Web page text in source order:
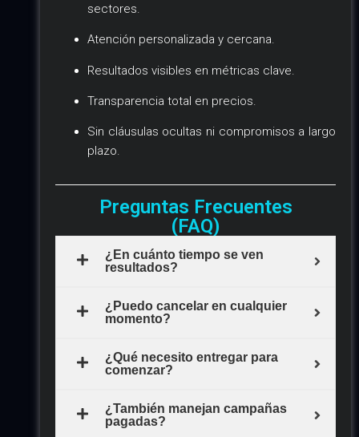
sectores.
Atención personalizada y cercana.
Resultados visibles en métricas clave.
Transparencia total en precios.
Sin cláusulas ocultas ni compromisos a largo
plazo.
Preguntas Frecuentes
(FAQ)
¿En cuánto tiempo se ven
resultados?
¿Puedo cancelar en cualquier
momento?
¿Qué necesito entregar para
comenzar?
¿También manejan campañas
pagadas?